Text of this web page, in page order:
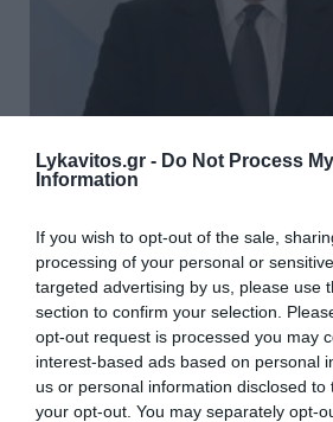
Lykavitos.gr - Do Not Process
Information
If you wish to opt-out of the sale,
processing of your personal or
targeted advertising by us, please use
section to confirm your selection.
opt-out request is processed you may
interest-based ads based on personal
us or personal information disclosed
your opt-out. You may separately opt-
αίτημα για την
της ρήτρας
ενεργειακή
Το αίτημα για την επέκταση του
της υφιστάμενης Εθνικής Ρήτρας